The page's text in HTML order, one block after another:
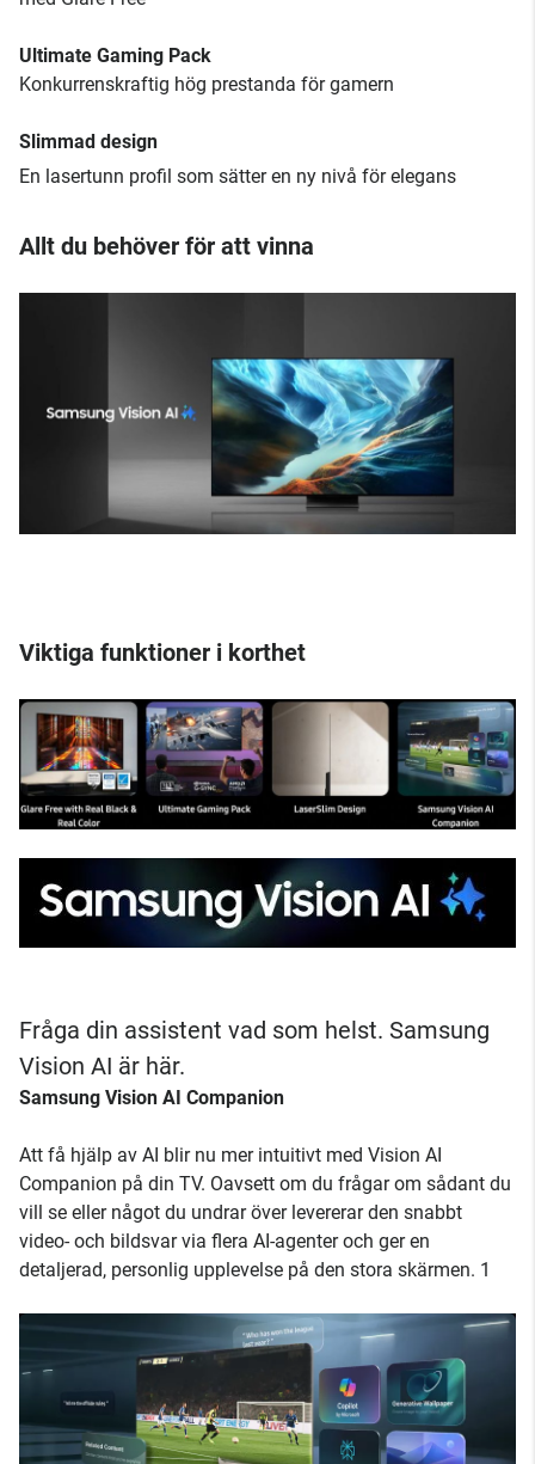
Ultimate Gaming Pack
Konkurrenskraftig hög prestanda för gamern
Slimmad design
En lasertunn profil som sätter en ny nivå för elegans
Allt du behöver för att vinna
Viktiga funktioner i korthet
Fråga din assistent vad som helst. Samsung
Vision AI är här.
Samsung Vision AI Companion
Att få hjälp av AI blir nu mer intuitivt med Vision AI
Companion på din TV. Oavsett om du frågar om sådant du
vill se eller något du undrar över levererar den snabbt
video- och bildsvar via flera AI-agenter och ger en
detaljerad, personlig upplevelse på den stora skärmen. 1